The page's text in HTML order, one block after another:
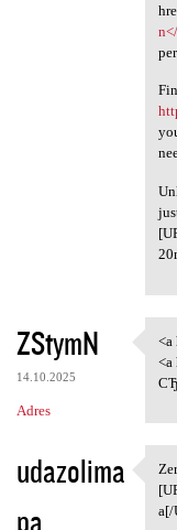
ZStymN
14.10.2025
Adres
<a
<a
<a
udazolima
pa
a[/